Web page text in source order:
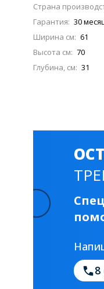
Из
На
Страна
Гарантия: 30
Ширина см: 61
Высота см: 70
Глубина, см: 31
8